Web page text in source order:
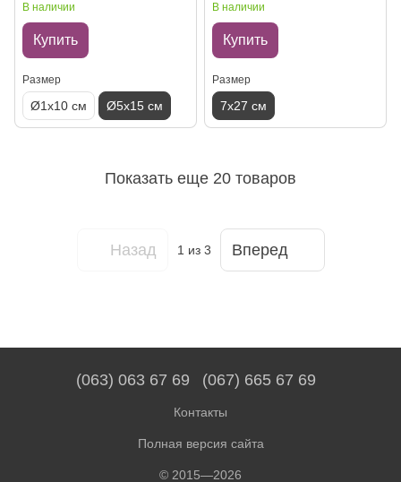
В наличии
Купить
Размер
Ø1x10 см Ø5x15 см
В наличии
Купить
Размер
7х27 см
Показать еще 20 товаров
Назад 1 из 3 Вперед
(063) 063 67 69 (067) 665 67 69
Контакты
Полная версия сайта
© 2015—2026